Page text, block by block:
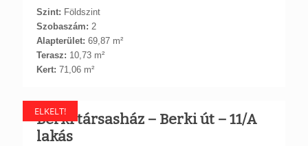
Szint: Földszint
Szobaszám: 2
Alapterület: 69,87 m²
Terasz: 10,73 m²
Kert: 71,06 m²
ELKELT!
Berki társasház – Berki út – 11/A
lakás